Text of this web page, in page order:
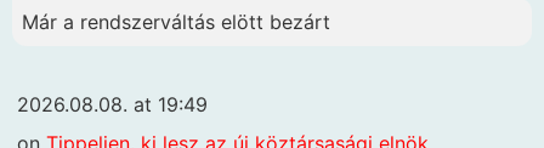
Már a rendszerváltás elött bezárt
2026.08.08. at 19:49